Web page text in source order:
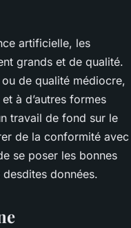
artificielle, les
grands et de qualité.
de qualité médiocre,
et à d’autres formes
travail de fond sur le
de la conformité avec
se poser les bonnes
données.